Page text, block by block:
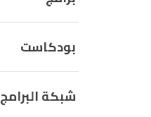
بودكاست
شبكة البرامج